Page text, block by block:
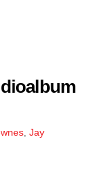
, Jay